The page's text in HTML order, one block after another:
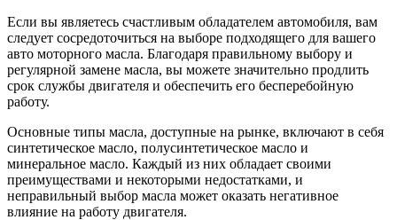
Если вы являетесь счастливым обладателем автомобиля, вам
следует сосредоточиться на выборе подходящего для вашего
авто моторного масла. Благодаря правильному выбору и
регулярной замене масла, вы можете значительно продлить
срок службы двигателя и обеспечить его бесперебойную
работу.
Основные типы масла, доступные на рынке, включают в себя
синтетическое масло, полусинтетическое масло и
минеральное масло. Каждый из них обладает своими
преимуществами и некоторыми недостатками, и
неправильный выбор масла может оказать негативное
влияние на работу двигателя.